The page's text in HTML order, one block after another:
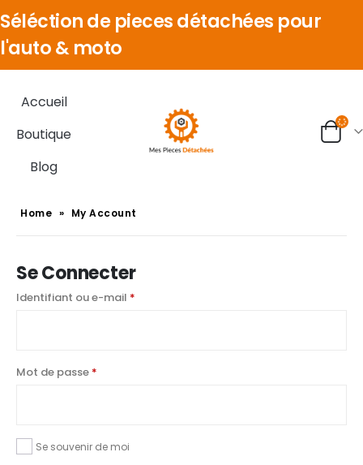
Séléction de pieces détachées pour
l'auto & moto
Accueil
Boutique
Blog
Home » My Account
Se Connecter
Identifiant ou e-mail *
Mot de passe *
Se souvenir de moi